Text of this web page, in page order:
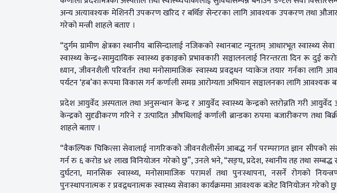
अन्य अत्यावश्यक मेशिनरी उपकरण खरिद र बर्थिङ सेन्टरका लागि आवश्यक उपकरण तथा
गरेको मन्त्री शाहले बताए ।
“दुर्गम ग्रामीण क्षेत्रका स्थानीय बासिन्दालाई नजिकको स्थानबाट न्यूनतम् आधारभूत स्वास्थ्य
स्वास्थ्य केन्द्र÷सामुदायिक स्वास्थ्य इकाइको प्रभावकारी सञ्चालनलाई निरन्तरता दिन रू दुई
ध्यान, जीवनशैली परिवर्तन तथा मनोसामाजिक स्वास्थ्य प्रवद्र्धन प्याकेज तयार गर्नका
पर्यटन ‘हब’का रूपमा विकास गर्न कर्णाली समग्र आरोग्यता अभियान सञ्चालनका लागि आवश्यक
प्रदेश आयुर्वेद अस्पताल तथा अनुसन्धान केन्द्र र आयुर्वेद स्वास्थ्य केन्द्रको स्तरोन्नति गरी
केन्द्रको सुदृढीकरण गरिने र उत्पादित औषधिलाई कर्णाली ब्रान्डका रुपमा बजारीकरण तथा
शाहले बताए ।
“वैकल्पिक चिकित्सा सेवालाई नागरिकको जीवनशैलीसँग आबद्ध गर्न परम्परागत ज्ञान सीपको
गर्न रु ६ करोड ४१ लाख विनियोजन गरेको छु”, उनले भने, “सङ्घ, प्रदेश, स्थानीय तह तथा
दुर्घटना, मानसिक स्वास्थ्य, मनोसामाजिक परामर्श तथा पुनःस्थापना, नसर्ने रोगको
पुनःस्थापनात्मक र प्रवद्र्धनात्मक स्वास्थ्य सेवाका कार्यक्रममा आवश्यक बजेट विनियोजन गरेको